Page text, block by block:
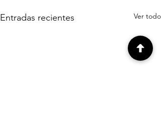
Entradas recientes Ver todo